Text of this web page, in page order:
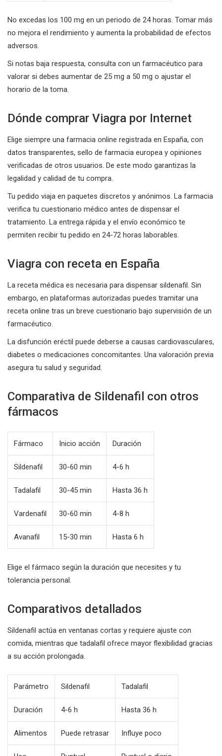
No excedas los 100 mg en un periodo de 24 horas. Tomar más
no mejora el rendimiento y aumenta la probabilidad de efectos
adversos.
Si notas baja respuesta, consulta con un farmacéutico para
valorar si debes aumentar de 25 mg a 50 mg o ajustar el
horario de la toma.
Dónde comprar Viagra por Internet
Elige siempre una farmacia online registrada en España, con
datos transparentes, sello de farmacia europea y opiniones
verificadas de otros usuarios. De este modo garantizas la
legalidad y calidad de tu compra.
Tu pedido viaja en paquetes discretos y anónimos. La farmacia
verifica tu cuestionario médico antes de dispensar el
tratamiento. La entrega rápida y el envío económico te
permiten recibir tu pedido en 24-72 horas laborables.
Viagra con receta en España
La receta médica es necesaria para dispensar sildenafil. Sin
embargo, en plataformas autorizadas puedes tramitar una
receta online tras un breve cuestionario bajo supervisión de un
farmacéutico.
La disfunción eréctil puede deberse a causas cardiovasculares,
diabetes o medicaciones concomitantes. Una valoración previa
asegura tu salud y seguridad.
Comparativa de Sildenafil con otros
fármacos
Fármaco Inicio acción Duración
Sildenafil 30-60 min 4-6 h
Tadalafil 30-45 min Hasta 36 h
Vardenafil 30-60 min 4-8 h
Avanafil 15-30 min Hasta 6 h
Elige el fármaco según la duración que necesites y tu
tolerancia personal.
Comparativos detallados
Sildenafil actúa en ventanas cortas y requiere ajuste con
comida, mientras que tadalafil ofrece mayor flexibilidad gracias
a su acción prolongada.
Parámetro Sildenafil Tadalafil
Duración 4-6 h Hasta 36 h
Alimentos Puede retrasar Influye poco